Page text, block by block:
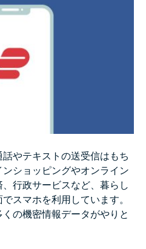
ターネットを自由に楽し
やテキストの送受信はもち
ショッピングやオンライン
行政サービスなど、暮らし
スマホを利用しています。
の機密情報データがやりと